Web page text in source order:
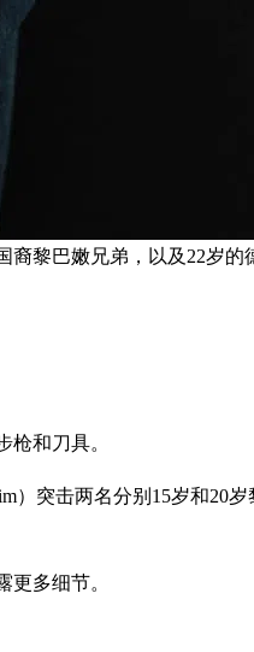
黎巴嫩兄弟，以及22岁的
枪和刀具。
突击两名分别15岁和20
多细节。